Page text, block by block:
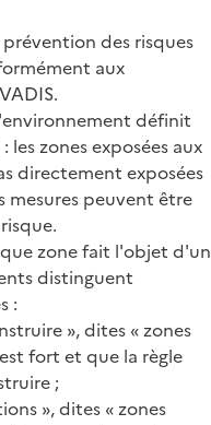
des risques
aux
définit
les zones exposées aux
directement exposées
mesures peuvent être
zone fait l'objet d'un
distinguent
:
», dites « zones
fort et que la règle
;
», dites « zones